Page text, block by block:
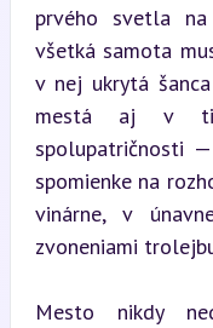
prvého svetla
všetká samota
v nej ukrytá
mestá aj v
spolupatričnosti
spomienke na
vinárne, v
zvoneniami
Mesto nikdy